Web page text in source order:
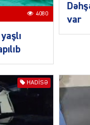
4080
var
HADISƏ